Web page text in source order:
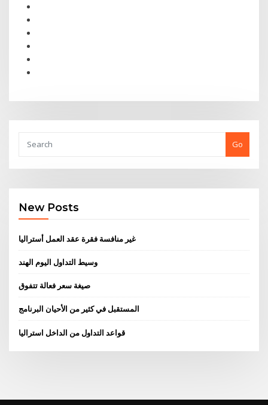
Go
New Posts
غير منافسة فقرة عقد العمل أستراليا
وسيط التداول اليوم الهند
صيغة سعر فعالة تتفوق
المستقبل في كثير من الأحيان البرنامج
قواعد التداول من الداخل استراليا